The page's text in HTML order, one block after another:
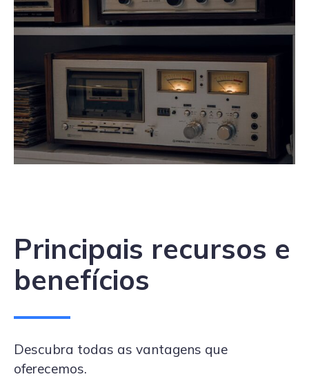
Principais recursos e
benefícios
Descubra todas as vantagens que
oferecemos.